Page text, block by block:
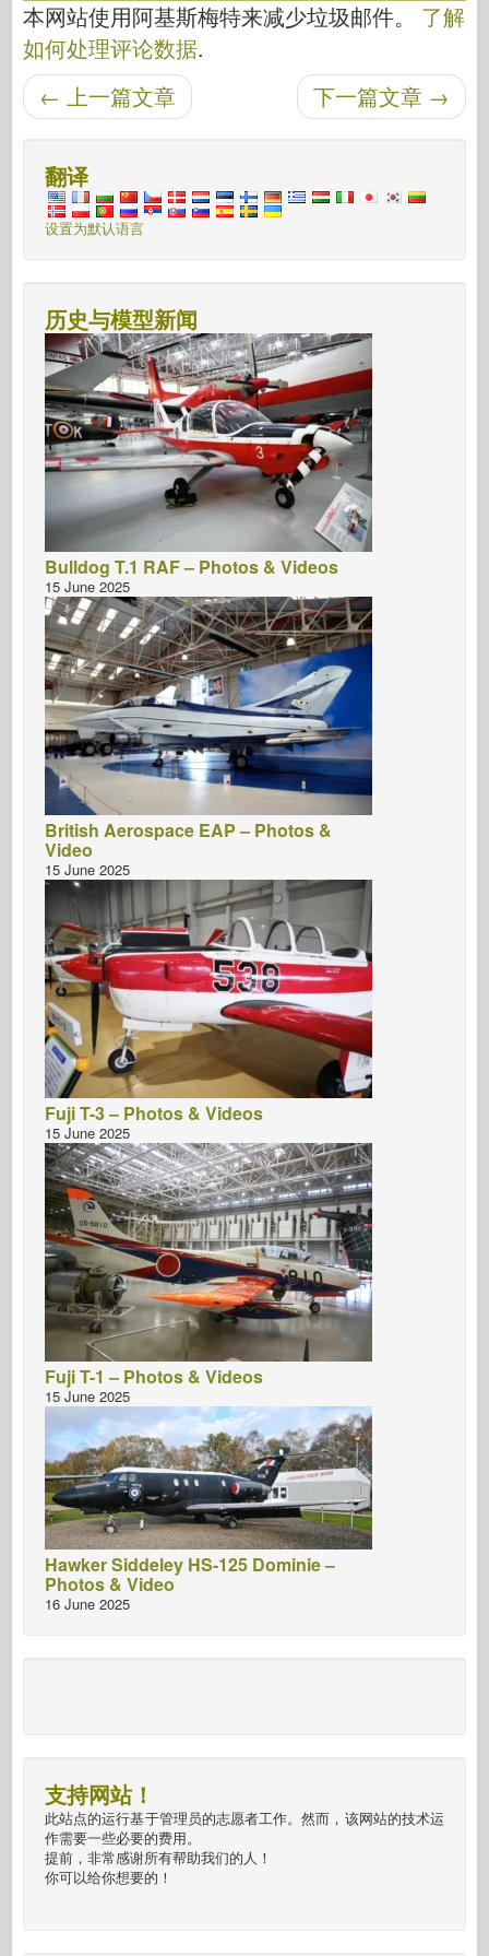
本网站使用阿基斯梅特来减少垃圾邮件。 了解
如何处理评论数据.
后导航 下一篇文章 →
← 上一篇文章
翻译
设置为默认语言
历史与模型新闻
Bulldog T.1 RAF – Photos & Videos
15 June 2025
British Aerospace EAP – Photos &
Video
15 June 2025
Fuji T-3 – Photos & Videos
15 June 2025
Fuji T-1 – Photos & Videos
15 June 2025
Hawker Siddeley HS-125 Dominie –
Photos & Video
16 June 2025
支持网站！
此站点的运行基于管理员的志愿者工作。然而，该网站的技术运
作需要一些必要的费用。
提前，非常感谢所有帮助我们的人！
你可以给你想要的！